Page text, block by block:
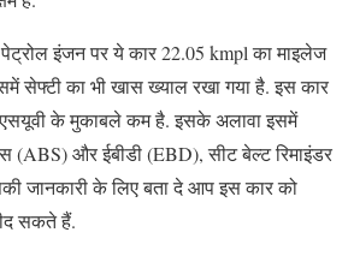
इंजन पर ये कार 22.05 kmpl का माइलेज
सेफ्टी का भी खास ख्याल रखा गया है. इस कार
एसयूवी के मुकाबले कम है. इसके अलावा इसमें
(ABS) और ईबीडी (EBD), सीट बेल्ट रिमाइंडर
जानकारी के लिए बता दे आप इस कार को
सकते हैं.